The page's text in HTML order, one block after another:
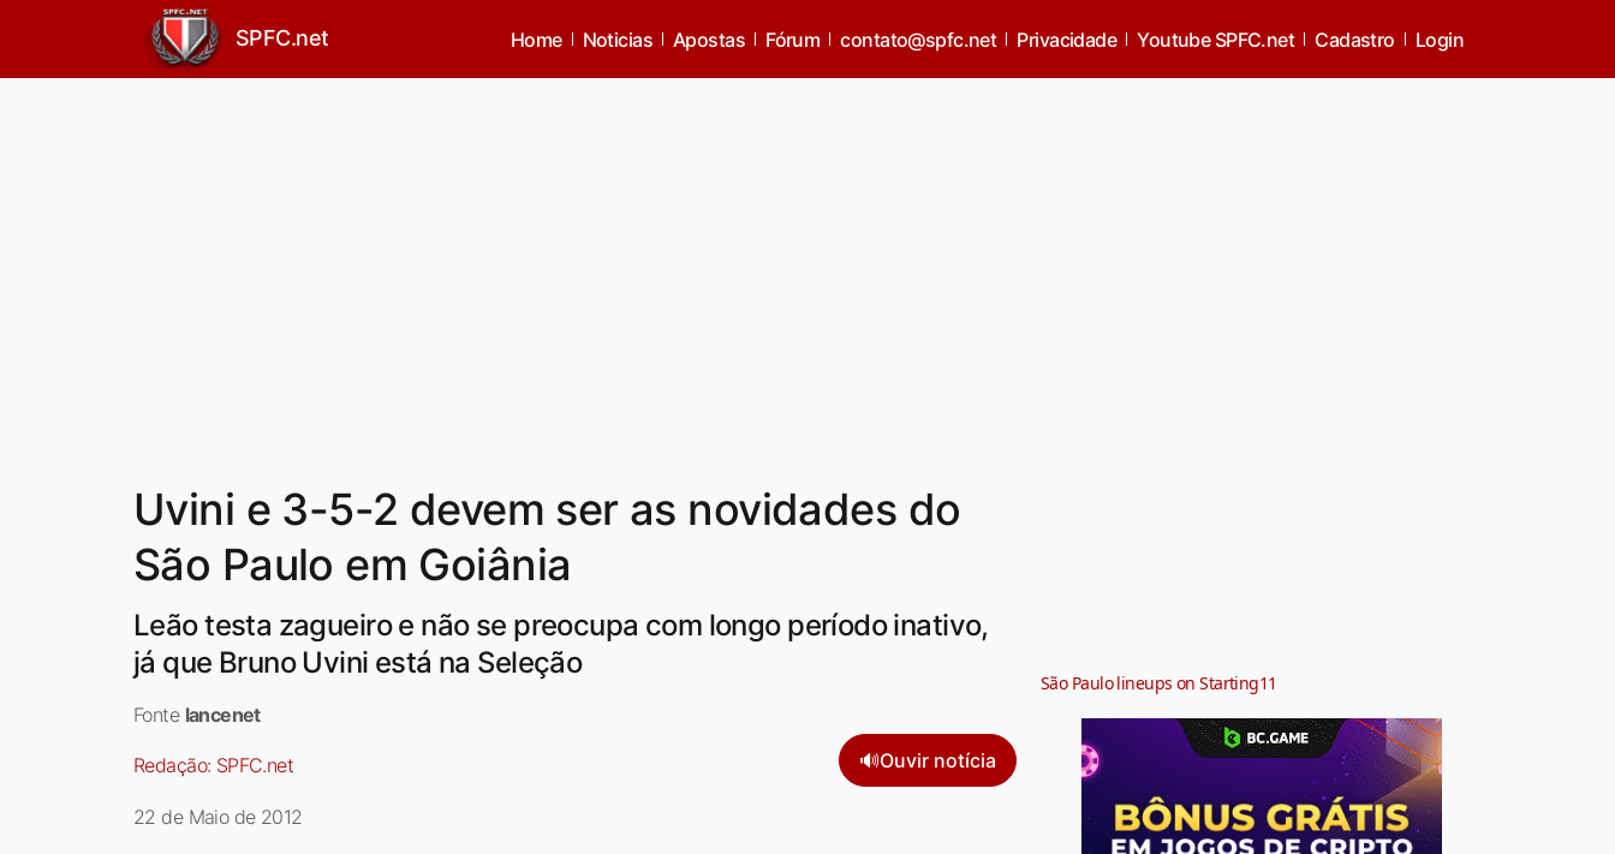
SPFC.net Home Noticias Apostas Fórum contato@spfc.net Privacidade Youtube SPFC.net Cadastro Login
Uvini e 3-5-2 devem ser as novidades do
São Paulo em Goiânia
Leão testa zagueiro e não se preocupa com longo período inativo,
já que Bruno Uvini está na Seleção
Fonte lancenet
Redação: SPFC.net 🔊Ouvir notícia
22 de Maio de 2012
São Paulo lineups on Starting11